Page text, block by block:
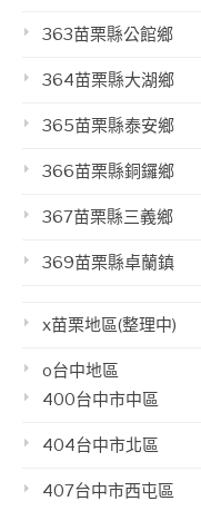
363苗栗縣公館鄉
364苗栗縣大湖鄉
365苗栗縣泰安鄉
366苗栗縣銅鑼鄉
367苗栗縣三義鄉
369苗栗縣卓蘭鎮
x苗栗地區(整理中)
o台中地區
400台中市中區
404台中市北區
407台中市西屯區